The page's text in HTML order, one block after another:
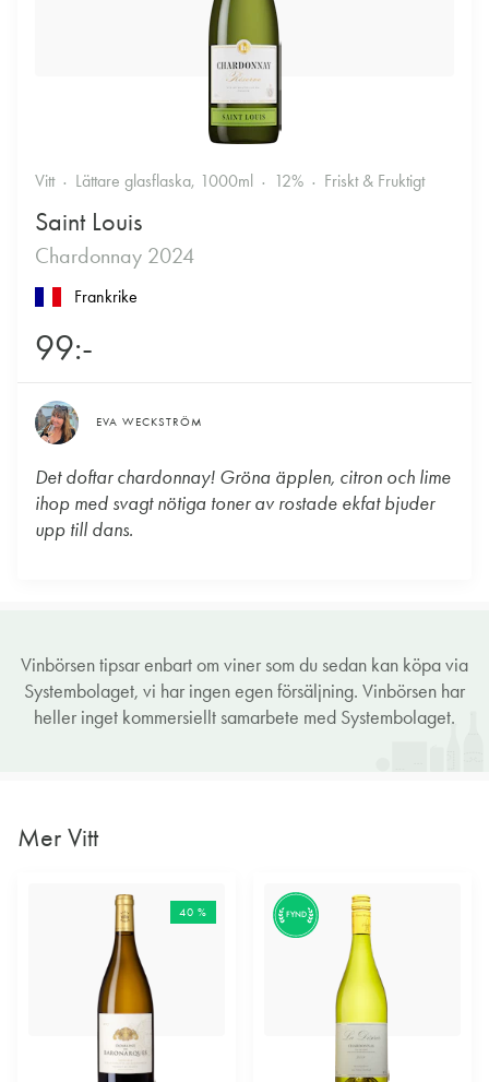
Vitt Lättare glasflaska, 1000ml 12% Friskt & Fruktigt
Saint Louis
Chardonnay 2024
Frankrike
99:-
EVA WECKSTRÖM
Det doftar chardonnay! Gröna äpplen, citron och lime
ihop med svagt nötiga toner av rostade ekfat bjuder
upp till dans.
Vinbörsen tipsar enbart om viner som du sedan kan köpa via
Systembolaget, vi har ingen egen försäljning. Vinbörsen har
heller inget kommersiellt samarbete med Systembolaget.
Mer Vitt
40 % FYND